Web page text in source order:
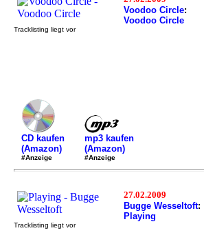
Voodoo Circle:
Voodoo Circle
Tracklisting liegt vor
CD kaufen
(Amazon)
#Anzeige
mp3 kaufen
(Amazon)
#Anzeige
27.02.2009
Bugge Wesseltoft:
Playing
Tracklisting liegt vor